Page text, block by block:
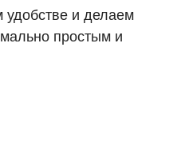
и делаем
простым и